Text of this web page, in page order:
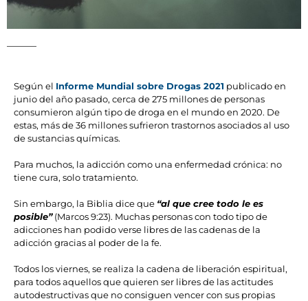
Según el Informe Mundial sobre Drogas 2021 publicado en
junio del año pasado, cerca de 275 millones de personas
consumieron algún tipo de droga en el mundo en 2020. De
estas, más de 36 millones sufrieron trastornos asociados al uso
de sustancias químicas.
Para muchos, la adicción como una enfermedad crónica: no
tiene cura, solo tratamiento.
Sin embargo, la Biblia dice que “al que cree todo le es
posible”(Marcos 9:23). Muchas personas con todo tipo de
adicciones han podido verse libres de las cadenas de la
adicción gracias al poder de la fe.
Todos los viernes, se realiza la cadena de liberación espiritual,
para todos aquellos que quieren ser libres de las actitudes
autodestructivas que no consiguen vencer con sus propias